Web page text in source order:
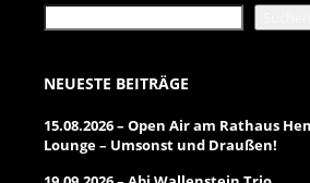
NEUESTE BEITRÄGE
15.08.2026 – Open Air am Rathaus
Lounge – Umsonst und Draußen!